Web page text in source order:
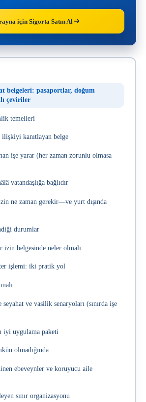
için Sigorta Satın Al
belgeleri: pasaportlar, doğum
çeviriler
temelleri
kanıtlayan belge
işe yarar (her zaman zorunlu olmasa
vatandaşlığa bağlıdır
ne zaman gerekir—ve yurt dışında
durumlar
izin belgesinde neler olmalı
işlemi: iki pratik yol
ve vasilik senaryoları (sınırda işe
iyi uygulama paketi
olmadığında
ebeveynler ve koruyucu aile
sınır organizasyonu